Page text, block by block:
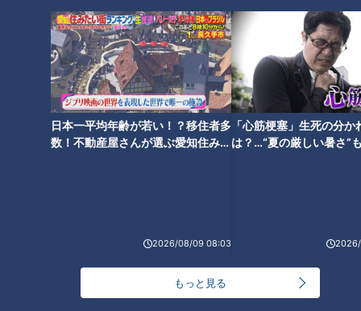
日本一平均年齢が若い！？移住者多
数！不動産屋さんが選ぶ愛知住みた
2026/08/09 08:03
「心筋梗塞」生死の分か
は？…“夏の厳しい暑さ”
もっと見る
進化系名古屋めし「ピンクきし
めん」老舗麺処・ちとせ屋の挑
「つけてみそかけてみそ」は、
味噌煮込みうどんにいれる隠し
味の”〇〇味噌”から生まれ
た！？ 名古屋の家庭で定番の
の人気は麺の硬さにあった！？
意外と知らない？驚きのサービ